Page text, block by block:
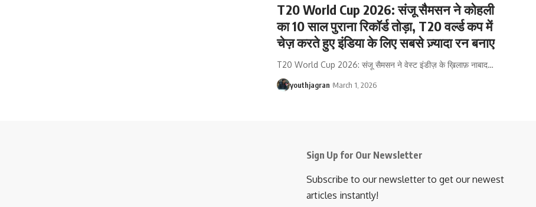
T20 World Cup 2026: संजू सैमसन ने कोहली
का 10 साल पुराना रिकॉर्ड तोड़ा, T20 वर्ल्ड कप में
चेज़ करते हुए इंडिया के लिए सबसे ज़्यादा रन बनाए
T20 World Cup 2026: संजू सैमसन ने वेस्ट इंडीज़ के ख़िलाफ़ नाबाद…
youthjagran March 1, 2026
Sign Up for Our Newsletter
Subscribe to our newsletter to get our newest
articles instantly!